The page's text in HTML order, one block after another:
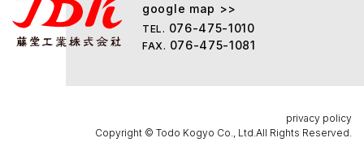
google map >>
TEL. 076-475-1010
FAX. 076-475-1081
privacy policy
Copyright © Todo Kogyo Co., Ltd.All Rights Reserved.